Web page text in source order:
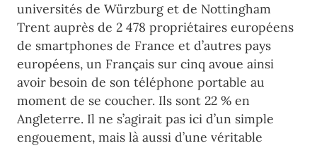
universités de Würzburg et de Nottingham
Trent auprès de 2 478 propriétaires européens
de smartphones de France et d’autres pays
européens, un Français sur cinq avoue ainsi
avoir besoin de son téléphone portable au
moment de se coucher. Ils sont 22 % en
Angleterre. Il ne s’agirait pas ici d’un simple
engouement, mais là aussi d’une véritable